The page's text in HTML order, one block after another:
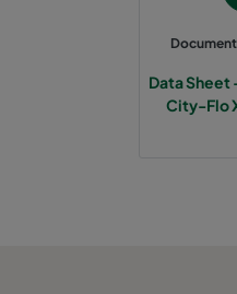
Data Sheet
City-Flo